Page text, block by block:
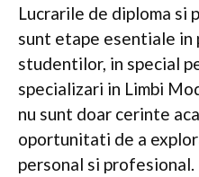
Lucrarile de diploma si
sunt etape esentiale in
studentilor, in special
specializari in Limbi
nu sunt doar cerinte
oportunitati de a
personal si